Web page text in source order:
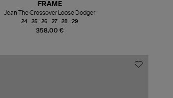
358,00 €
FRAME
Jean The Crossover Loose Dodger
24 25 26 27 28 29